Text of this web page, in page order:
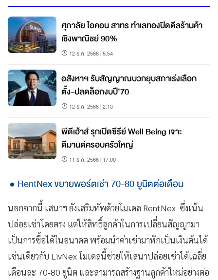
ศุภาลัย ไอคอน สาทร ทำเลทองปิดดีลร้านค้า
เชิงพาณิชย์ 90%
12 ธ.ค. 2568 | 5:54
อสังหาฯ รับสัญญาณบวกยุบสภาเร่งเลือก
ตั้ง–ปลดล็อกงบปี’70
12 ธ.ค. 2568 | 2:13
พีดีเฮ้าส์ รุกเปิดซีรีย์ Well Being เจาะ
ดีมานด์ครอบครัวใหญ่
11 ธ.ค. 2568 | 17:00
RentNex ขยายพอร์ตเช่า 70-80 ยูนิตต่อเดือน
นอกจากนี้ เสนาฯ ยังเสริมทัพด้วยโมเดล RentNex ซึ่งเน้น
ปล่อยเช่าโดยตรง แต่ให้สิทธิ์ลูกค้าในการเปลี่ยนสัญญามา
เป็นการซื้อได้ในอนาคต พร้อมนำค่าเช่ามาหักเป็นเงินต้นได้
เช่นเดียวกับ LivNex โมเดลนี้ช่วยให้เสนาปล่อยเช่าได้เฉลี่ย
เดือนละ 70-80 ยูนิต และสามารถสร้างฐานลูกค้าใหม่อย่างต่อ